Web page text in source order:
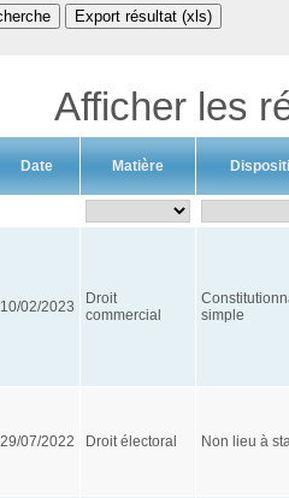
Afficher les
Date Matière
10/02/2023
Droit
commercial
simple
29/07/2022 Droit électoral Non lieu à